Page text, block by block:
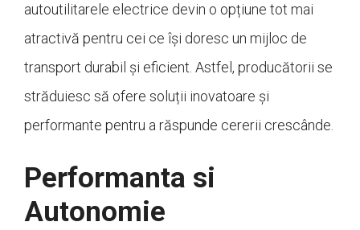
autoutilitarele electrice devin o opțiune tot mai
atractivă pentru cei ce își doresc un mijloc de
transport durabil și eficient. Astfel, producătorii se
străduiesc să ofere soluții inovatoare și
performante pentru a răspunde cererii crescânde.
Performanta si
Autonomie